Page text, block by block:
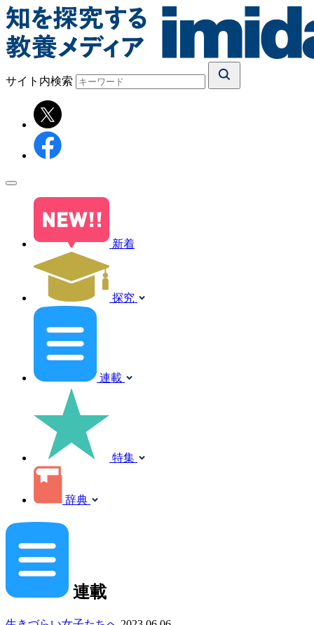
サイト内検索
新着
探究
連載
特集
辞典
連載